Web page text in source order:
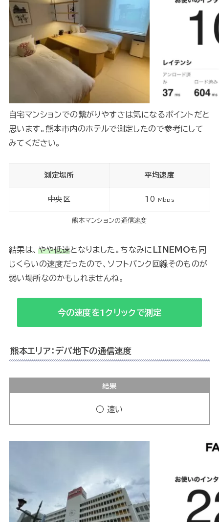
自宅マンションでの繋がりやすさは気になるポイントだと
思います。熊本市内のホテルで測定したので参考にして
みてください。
測定場所 平均速度
中央区 10 Mbps
熊本マンションの通信速度
結果は、 やや低速となりました。ちなみに LINEMOも同
じくらいの速度だったので、ソフトバンク回線そのものが
弱い場所なのかもしれませんね。
今の速度を1クリックで測定
熊本エリア：デパ地下の通信速度
結果
○ 速い